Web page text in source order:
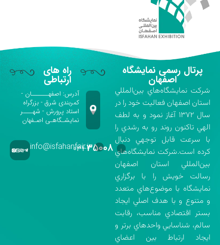
پرتال رسمی نمایشگاه
اصفهان
شركت نمايشگاه‌هاي بين‌المللي
استان اصفهان فعاليت خود را در
سال ۱۳۷۲ آغاز نمود و به لطف
الهي تاكنون روند رو به رشدي را
با سرعت قابل توجهي دنبال
كرده است.شركت نمايشگاه‌هاي
بين‌المللي استان اصفهان
رسالت خويش را با برگزاري
نمايشگاه با موضوع‌هاي متعدد
و متنوع و با هدف اصلي ايجاد
بستر اقتصادي مناسب، رقابت
سالم، شناسايي واحدهاي برتر و
ايجاد ارتباط بين اعضاي
راه های
ارتباطی
آدرس: اصفهـــــــان -
کمربندی شرق - بزرگراه
استاد پرورش - شهــــر
نمایشـگاهـی اصـفهان
۰۳۱-۳۵۰۰۸info@isfahanfair.ir